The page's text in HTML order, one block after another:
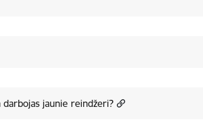
jaunie reindžeri?